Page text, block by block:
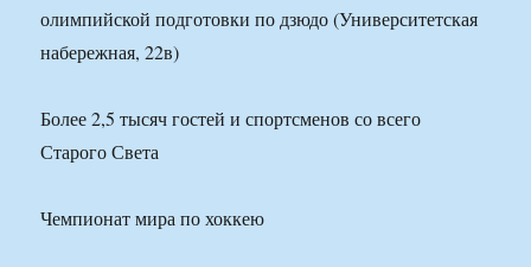
олимпийской подготовки по дзюдо (Университетская
набережная, 22в)
Более 2,5 тысяч гостей и спортсменов со всего
Старого Света
Чемпионат мира по хоккею